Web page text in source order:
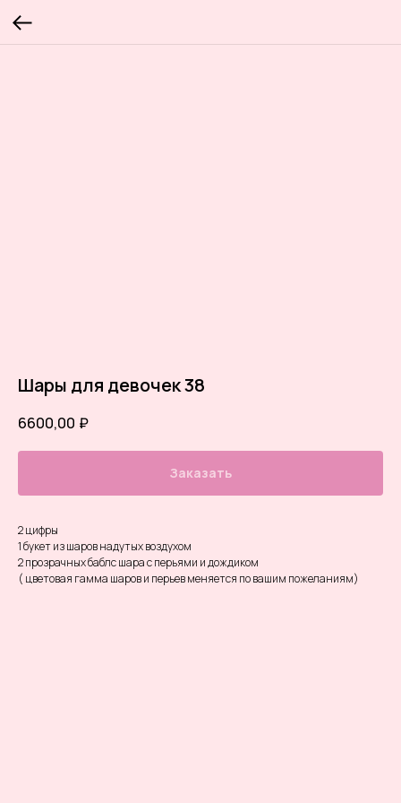
Шары для девочек 38
6600,00 ₽
Заказать
2 цифры
1 букет из шаров надутых воздухом
2 прозрачных баблс шара с перьями и дождиком
( цветовая гамма шаров и перьев меняется по вашим пожеланиям)